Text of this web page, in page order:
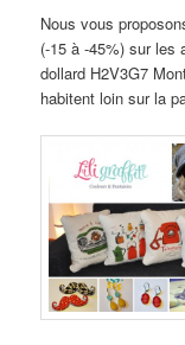
Nous vous
(-15 à -45%) sur les
dollard H2V3G7
habitent loin sur la